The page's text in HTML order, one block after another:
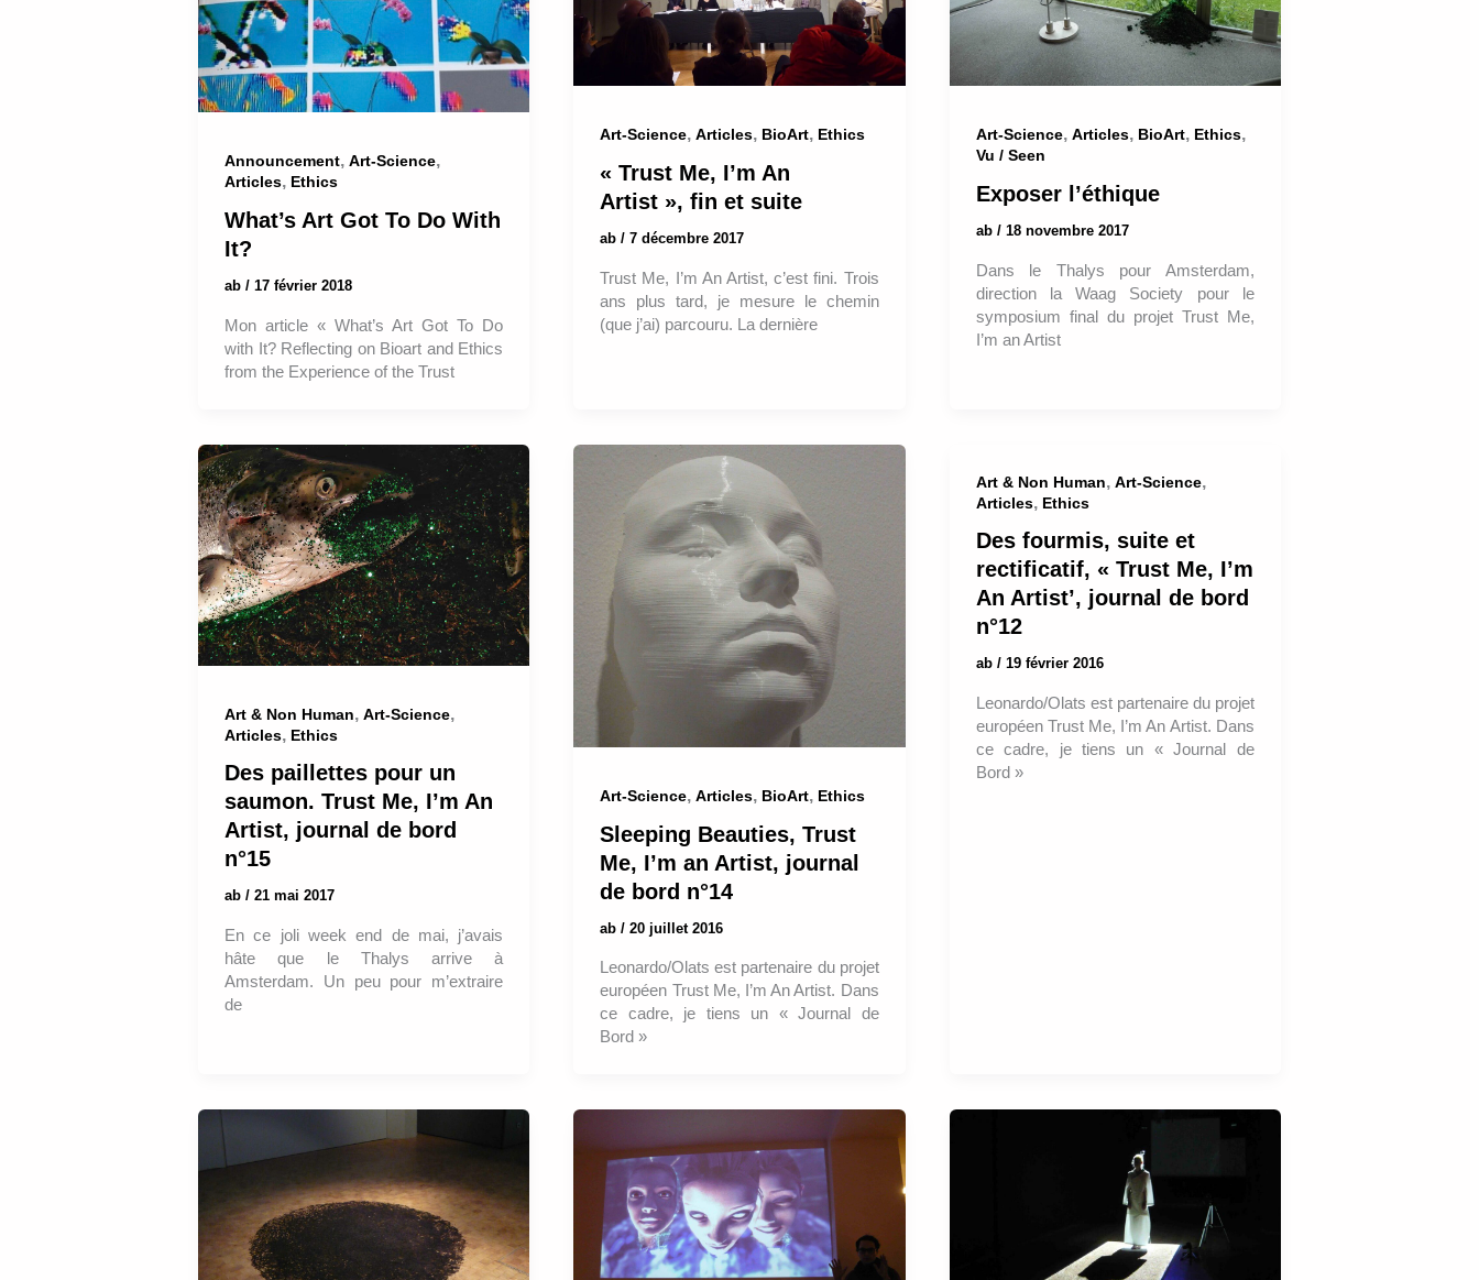
Announcement, Art-Science,
Articles, Ethics
What’s Art Got To Do With
It?
ab / 17 février 2018
Mon article « What’s Art Got To Do
with It? Reflecting on Bioart and Ethics
from the Experience of the Trust
Art-Science,Articles, BioArt, Ethics
« Trust Me, I’m An
Artist », fin et suite
ab/7 décembre 2017
Trust Me, I’m An Artist, c’est fini. Trois
ans plus tard, je mesure le chemin
(que j’ai) parcouru. La dernière
Art-Science, Articles, BioArt, Ethics,
Vu / Seen
Exposer l’éthique
ab / 18 novembre 2017
Dans le Thalys pour Amsterdam,
direction la Waag Society pour le
symposium final du projet Trust Me,
I’m an Artist
Art & Non Human, Art-Science,
Articles, Ethics
Des paillettes pour un
saumon. Trust Me, I’m An
Artist, journal de bord
n°15
ab / 21 mai 2017
En ce joli week end de mai, j’avais
hâte que le Thalys arrive à
Amsterdam. Un peu pour m’extraire
de
Art-Science,Articles, BioArt, Ethics
Sleeping Beauties, Trust
Me, I’m an Artist, journal
de bord n°14
ab/20 juillet 2016
Leonardo/Olats est partenaire du projet
européen Trust Me, I’m An Artist. Dans
ce cadre, je tiens un « Journal de
Bord »
Art & Non Human, Art-Science,
Articles, Ethics
Des fourmis, suite et
rectificatif, « Trust Me, I’m
An Artist’, journal de bord
n°12
ab / 19 février 2016
Leonardo/Olats est partenaire du projet
européen Trust Me, I’m An Artist. Dans
ce cadre, je tiens un « Journal de
Bord »